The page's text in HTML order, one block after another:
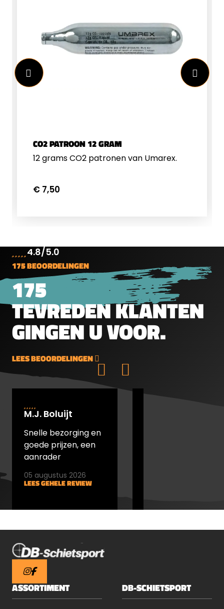
CO2 PATROON 12 GRAM
12 grams CO2 patronen van Umarex.
€ 7,50
4.8/5.0
175 BEOORDELINGEN
175
TEVREDEN KLANTEN
GINGEN U VOOR.
LEES BEOORDELINGEN
M.J. Boluijt
Snelle bezorging en
goede prijzen, een
aanrader
LEES GEHELE REVIEW
05 augustus 2026
ASSORTIMENT DB-SCHIETSPORT